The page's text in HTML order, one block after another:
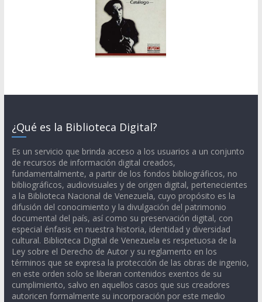
¿Qué es la Biblioteca Digital?
Es un servicio que brinda acceso a los usuarios a un conjunto
de recursos de información digital creados,
fundamentalmente, a partir de los fondos bibliográficos, no
bibliográficos, audiovisuales y de origen digital, pertenecientes
a la Biblioteca Nacional de Venezuela, cuyo propósito es la
difusión del conocimiento y la divulgación del patrimonio
documental del país, así como su preservación digital, con
especial énfasis en nuestra historia, identidad y diversidad
cultural. Biblioteca Digital de Venezuela es respetuosa de la
Ley sobre el Derecho de Autor y su reglamento en los
términos que se expresa la protección de las obras de ingenio,
en este orden solo se liberan contenidos exentos de su
cumplimiento, salvo en aquellos casos que sus creadores
autoricen formalmente su incorporación por este medio